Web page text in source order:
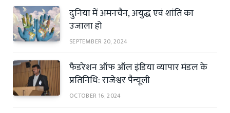
दुनिया में अमनचैन, अयुद्ध एवं शांति का
उजाला हो
SEPTEMBER 20, 2024
फैडरेशन ऑफ ऑल इंडिया व्यापार मंडल के
प्रतिनिधि: राजेश्वर पैन्यूली
OCTOBER 16, 2024